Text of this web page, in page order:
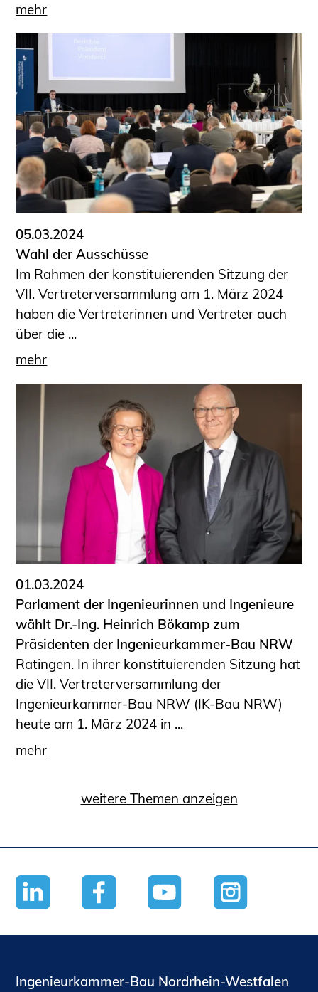
mehr
05.03.2024
Wahl der Ausschüsse
Im Rahmen der konstituierenden Sitzung der
VII. Vertreterversammlung am 1. März 2024
haben die Vertreterinnen und Vertreter auch
über die ...
mehr
01.03.2024
Parlament der Ingenieurinnen und Ingenieure
wählt Dr.-Ing. Heinrich Bökamp zum
Präsidenten der Ingenieurkammer-Bau NRW
Ratingen. In ihrer konstituierenden Sitzung hat
die VII. Vertreterversammlung der
Ingenieurkammer-Bau NRW (IK-Bau NRW)
heute am 1. März 2024 in ...
mehr
weitere Themen anzeigen
Ingenieurkammer-Bau Nordrhein-Westfalen